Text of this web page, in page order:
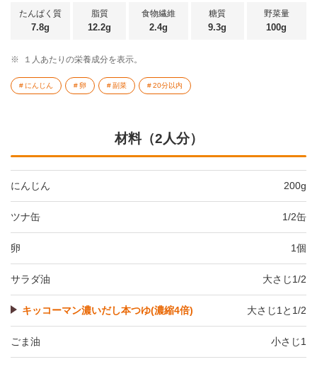
たんぱく質
7.8g
脂質
12.2g
食物繊維
2.4g
糖質
9.3g
野菜量
100g
※ １人あたりの栄養成分を表示。
にんじん 卵 副菜 20分以内
材料（2人分）
にんじん 200g
ツナ缶 1/2缶
卵 1個
サラダ油 大さじ1/2
キッコーマン濃いだし本つゆ(濃縮4倍) 大さじ1と1/2
ごま油 小さじ1